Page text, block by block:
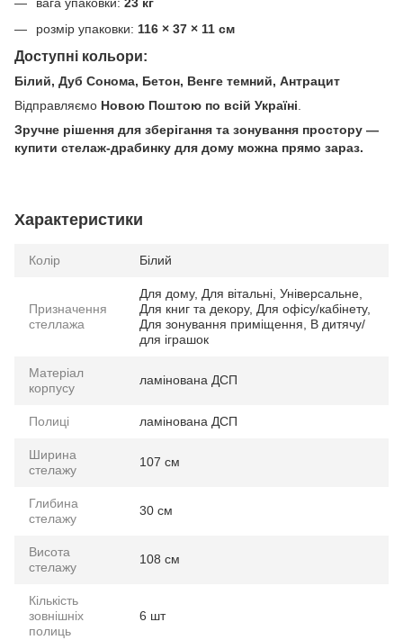
розмір упаковки: 116 × 37 × 11 см
Доступні кольори:
Білий, Дуб Сонома, Бетон, Венге темний, Антрацит
Відправляємо Новою Поштою по всій Україні.
Зручне рішення для зберігання та зонування простору —
купити стелаж-драбинку для дому можна прямо зараз.
Характеристики
Колір Білий
Призначення
стеллажа
Для дому, Для вітальні, Універсальне,
Для книг та декору, Для офісу/кабінету,
Для зонування приміщення, В дитячу/
для іграшок
Матеріал
корпусу
ламінована ДСП
Полиці ламінована ДСП
Ширина
стелажу
107 см
Глибина
стелажу
30 см
Висота
стелажу
108 см
Кількість
зовнішніх
полиць
6 шт